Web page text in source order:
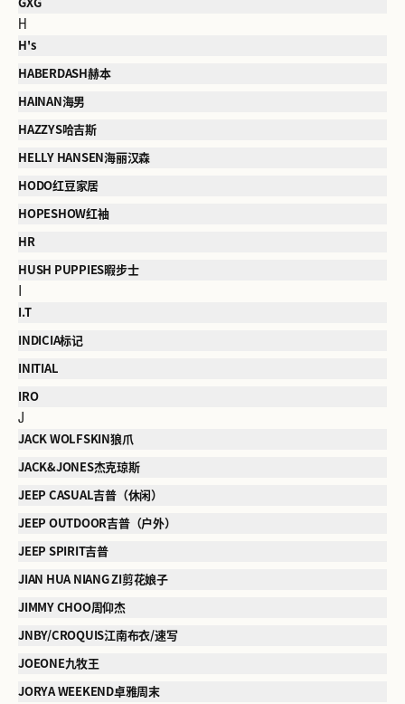
GXG
H
H's
HABERDASH赫本
HAINAN海男
HAZZYS哈吉斯
HELLY HANSEN海丽汉森
HODO红豆家居
HOPESHOW红袖
HR
HUSH PUPPIES暇步士
I
I.T
INDICIA标记
INITIAL
IRO
J
JACK WOLFSKIN狼爪
JACK&JONES杰克琼斯
JEEP CASUAL吉普（休闲）
JEEP OUTDOOR吉普（户外）
JEEP SPIRIT吉普
JIAN HUA NIANG ZI剪花娘子
JIMMY CHOO周仰杰
JNBY/CROQUIS江南布衣/速写
JOEONE九牧王
JORYA WEEKEND卓雅周末